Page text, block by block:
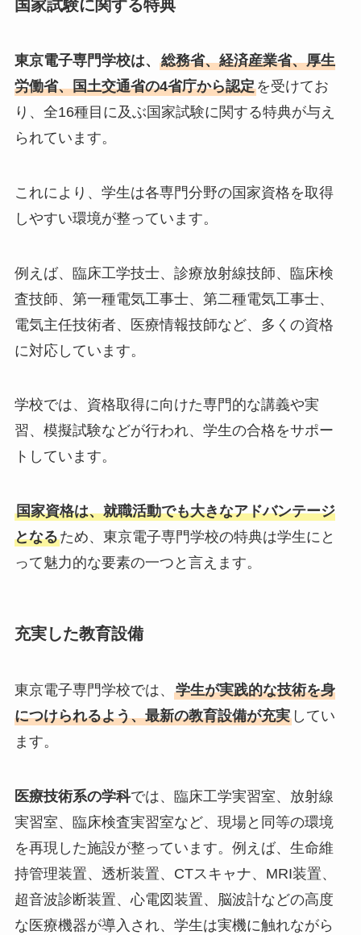
国家試験に関する特典
東京電子専門学校は、 総務省、経済産業省、厚生
労働省、国土交通省の4省庁から認定を受けてお
り、全16種目に及ぶ国家試験に関する特典が与え
られています。
これにより、学生は各専門分野の国家資格を取得
しやすい環境が整っています。
例えば、臨床工学技士、診療放射線技師、臨床検
査技師、第一種電気工事士、第二種電気工事士、
電気主任技術者、医療情報技師など、多くの資格
に対応しています。
学校では、資格取得に向けた専門的な講義や実
習、模擬試験などが行われ、学生の合格をサポー
トしています。
国家資格は、就職活動でも大きなアドバンテージ
となるため、東京電子専門学校の特典は学生にと
って魅力的な要素の一つと言えます。
充実した教育設備
東京電子専門学校では、 学生が実践的な技術を身
につけられるよう、最新の教育設備が充実してい
ます。
医療技術系の学科では、臨床工学実習室、放射線
実習室、臨床検査実習室など、現場と同等の環境
を再現した施設が整っています。例えば、生命維
持管理装置、透析装置、CTスキャナ、MRI装置、
超音波診断装置、心電図装置、脳波計などの高度
な医療機器が導入され、学生は実機に触れながら